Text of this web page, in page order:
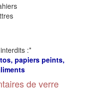
:*
papiers peints,
de verre